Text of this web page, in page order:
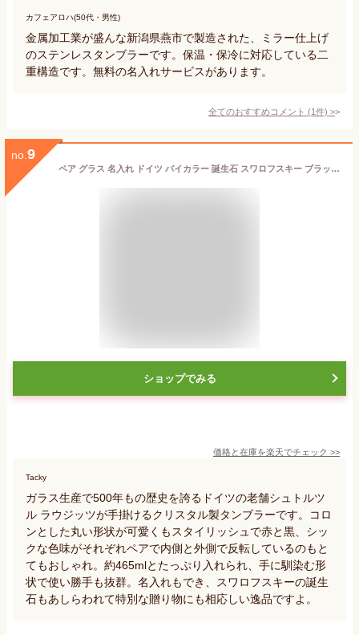
カフェアロハ(50代・男性)
金属加工業が盛んな新潟県燕市で製造された、ミラー仕上げ
のステンレスタンブラーです。保温・保冷に対応している二
重構造です。無料の名入れサービスがあります。
全てのおすすめコメント (1件) >
no. 9
ペア グラス 名入れ ドイツ バイカラー 誕生石 スワロフスキー ブラック ＆ レッド ペアタンブラー クリスタル 名前 彫刻 お酒 かっこいい ウィスキー
ショップでみる
価格と在庫を楽天でチェック >>
Tacky
ガラス生産で500年もの歴史を誇るドイツの老舗シュトルツ
ル ラウジッツが手掛けるクリスタル製タンブラーです。コロ
ンとした丸い形状が可愛くもスタイリッシュで赤と黒、シッ
クな色味がそれぞれペアで内側と外側で反転しているのもと
てもおしゃれ。約465mlとたっぷり入れられ、手に馴染む形
状で使い勝手も抜群。名入れもでき、スワロフスキーの誕生
石もあしらわれて特別な贈り物にも相応しい逸品ですよ。